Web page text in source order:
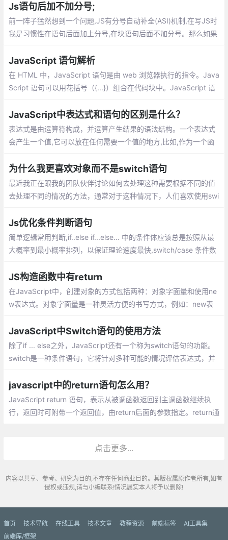
Js语句后加不加分号;
前一阵子猛然想到一个问题,JS有分号自动补全(ASI)机制,在写JS时
我是习惯性在语句后面加上分号,在块语句后面不加分号。那么如果
加分号还是不加分号?
JavaScript 语句解析
在 HTML 中，JavaScript 语句是由 web 浏览器执行的指令。Java
Script 语句可以用花括号（{...}）组合在代码块中。JavaScript 语
JavaScript中表达式和语句的区别是什么？
表达式是由运算符构成，并运算产生结果的语法结构。一个表达式
会产生一个值,它可以放在任何需要一个值的地方,比如,作为一个函
为什么我更喜欢对象而不是switch语句
最近我正在跟我的团队伙伴讨论如何去处理这种需要根据不同的值
去处理不同的情况的方法，通常对于这种情况下，人们喜欢使用swi
三种方式(我更为喜欢的方法)，即使用对象进行快速地查找。
Js优化条件判断语句
简单逻辑常用判断,if..else if...else... 中的条件体应该总是按照从最
大概率到最小概率排列，以保证理论速度最快,switch/case 条件数
JS构造函数中有return
在JavaScript中，创建对象的方式包括两种：对象字面量和使用ne
w表达式。对象字面量是一种灵活方便的书写方式，例如：new表
JavaScript中Switch语句的使用方法
除了if ... else之外，JavaScript还有一个称为switch语句的功能。
switch是一种条件语句，它将针对多种可能的情况评估表达式，并
他if块的条件语句密切相关
javascript中的return语句怎么用？
JavaScript return 语句，表示从被调函数返回到主调函数继续执
行，返回时可附带一个返回值，由return后面的参数指定。return通
点击更多...
内容以共享、参考、研究为目的,不存在任何商业目的。其版权属原作者所有,如有
侵权或违规,请与小编联系!情况属实本人将予以删除!
首页 技术导航 在线工具 技术文章 教程资源 前端标签
AI工具集
前端库/框架